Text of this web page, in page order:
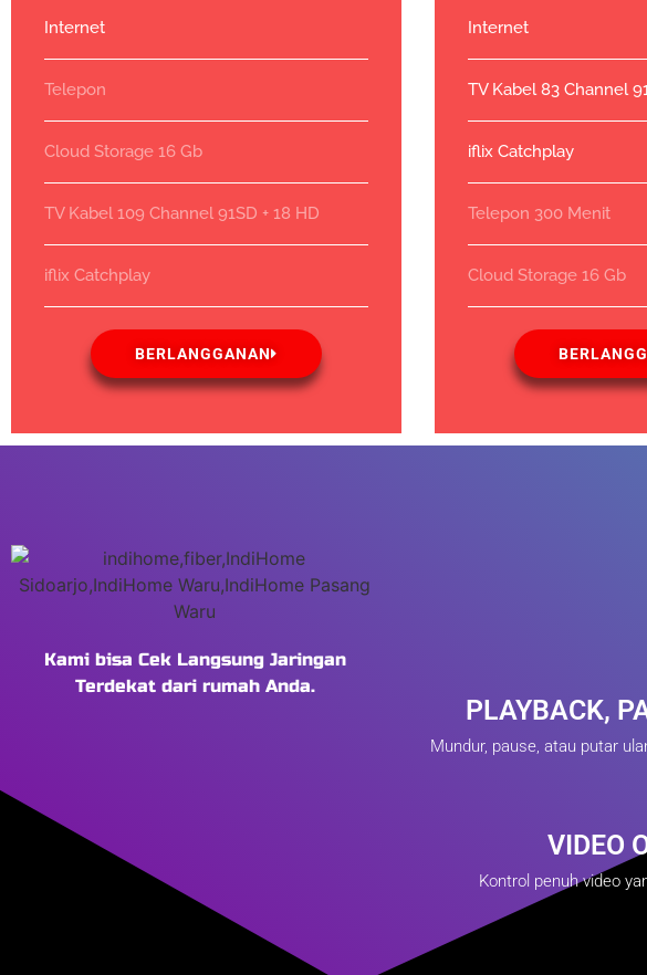
Internet
Telepon
Cloud Storage 16 Gb
TV Kabel 109 Channel 91SD + 18 HD
iflix Catchplay
BERLANGGANAN
Internet
TV Kabel 83 Channel
iflix Catchplay
Telepon 300 Menit
Cloud Storage 16 Gb
Kami bisa Cek Langsung Jaringan
Terdekat dari rumah Anda.
PLAYBACK,
Mundur, pause, atau putar
VIDEO
Kontrol penuh video